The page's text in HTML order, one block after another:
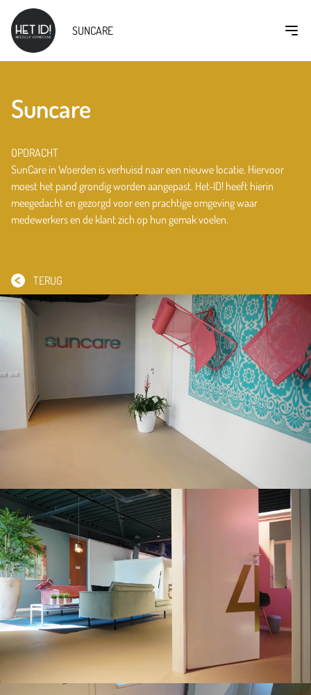
SUNCARE
Suncare
OPDRACHT
SunCare in Woerden is verhuisd naar een nieuwe locatie. Hiervoor
moest het pand grondig worden aangepast. Het-ID! heeft hierin
meegedacht en gezorgd voor een prachtige omgeving waar
medewerkers en de klant zich op hun gemak voelen.
TERUG